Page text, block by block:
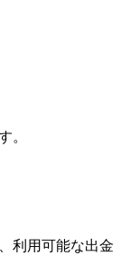
。
利用可能な出金